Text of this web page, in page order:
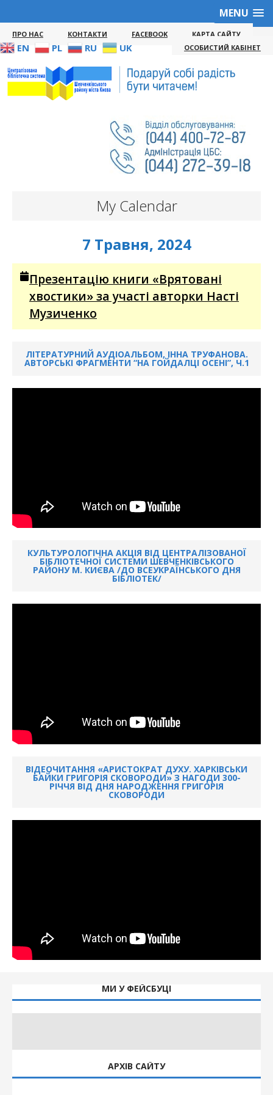
MENU
ПРО НАС КОНТАКТИ FACEBOOK КАРТА САЙТУ
EN PL RU UK ОСОБИСТИЙ КАБІНЕТ
My Calendar
7 Травня, 2024
Презентацію книги «Врятовані
хвостики» за участі авторки Насті
Музиченко
ЛІТЕРАТУРНИЙ АУДІОАЛЬБОМ, ІННА ТРУФАНОВА.
АВТОРСЬКІ ФРАГМЕНТИ “НА ГОЙДАЛЦІ ОСЕНІ”, Ч.1
КУЛЬТУРОЛОГІЧНА АКЦІЯ ВІД ЦЕНТРАЛІЗОВАНОЇ
БІБЛІОТЕЧНОЇ СИСТЕМИ ШЕВЧЕНКІВСЬКОГО
РАЙОНУ М. КИЄВА /ДО ВСЕУКРАЇНСЬКОГО ДНЯ
БІБЛІОТЕК/
ВІДЕОЧИТАННЯ «АРИСТОКРАТ ДУХУ. ХАРКІВСЬКИ
БАЙКИ ГРИГОРІЯ СКОВОРОДИ» З НАГОДИ 300-
РІЧЧЯ ВІД ДНЯ НАРОДЖЕННЯ ГРИГОРІЯ
СКОВОРОДИ
МИ У ФЕЙСБУЦІ
АРХІВ САЙТУ